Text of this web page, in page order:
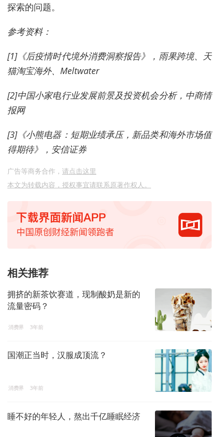
探索的问题。
参考资料：
[1]《后疫情时代境外消费洞察报告》，雨果跨境、天
猫淘宝海外、Meltwater
[2]中国小家电行业发展前景及投资机会分析，中商情
报网
[3]《小熊电器：短期业绩承压，新品类和海外市场值
得期待》，安信证券
广告等商务合作， 请点击这里
本文为转载内容，授权事宜请联系原著作权人。
相关推荐
拥挤的新茶饮赛道，现制酸奶是新的
流量密码？
消费界 3年前
国潮正当时，汉服成顶流？
消费界 3年前
睡不好的年轻人，熬出千亿睡眠经济